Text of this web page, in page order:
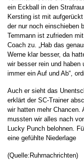
ein Eckball in den
Kersting ist mit
der nur noch einschieben
Temmann ist zufrieden
Coach zu. „Hab das
Werne klar besser, da
wir besser rein und haben
immer ein Auf und Ab“,
Auch er sieht das
erklärt der SC-Trainer
wir hatten mehr Chancen.
mussten wir alles nach
Lucky Punch belohnen.
eine gefühlte Niederlage
(Quelle:Ruhrnachrichten)